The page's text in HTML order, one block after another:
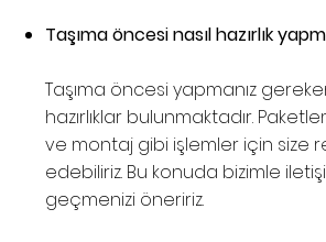
Taşıma öncesi nasıl hazırlık
Taşıma öncesi yapmanız
hazırlıklar bulunmaktadır.
ve montaj gibi işlemler için size
edebiliriz. Bu konuda bizimle
geçmenizi öneririz.